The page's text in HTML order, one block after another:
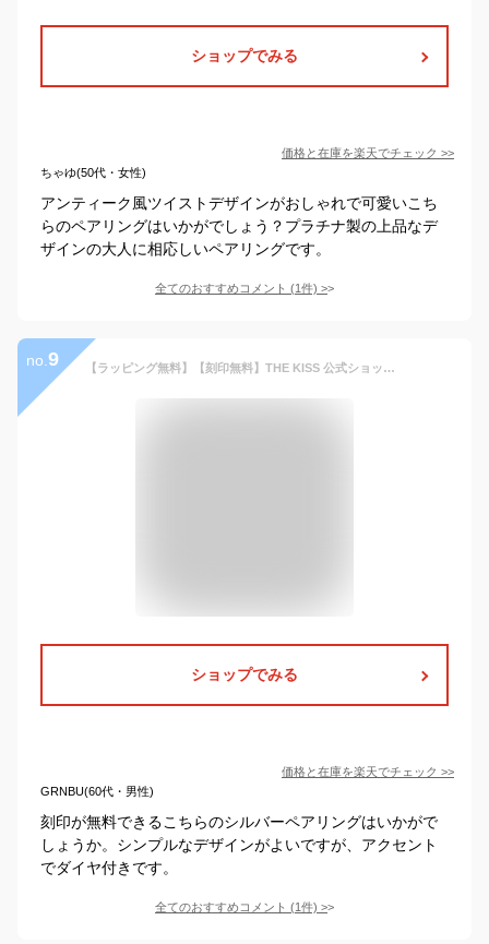
ショップでみる
価格と在庫を楽天でチェック >>
ちゃゆ(50代・女性)
アンティーク風ツイストデザインがおしゃれで可愛いこち
らのペアリングはいかがでしょう？プラチナ製の上品なデ
ザインの大人に相応しいペアリングです。
全てのおすすめコメント (1件) >
no. 9 【ラッピング無料】【刻印無料】THE KISS 公式ショップ シルバー ペアリング ダイヤモンド ペアアクセサリー カップル 人気 ジュエリーブランド ペア 指輪 プレゼント SR771DM-P セット シンプル 細身 男性 女性 2個セット ハロウィン【あす楽対応（土日祝除く）】
ショップでみる
価格と在庫を楽天でチェック >>
GRNBU(60代・男性)
刻印が無料できるこちらのシルバーペアリングはいかがで
しょうか。シンプルなデザインがよいですが、アクセント
でダイヤ付きです。
全てのおすすめコメント (1件) >